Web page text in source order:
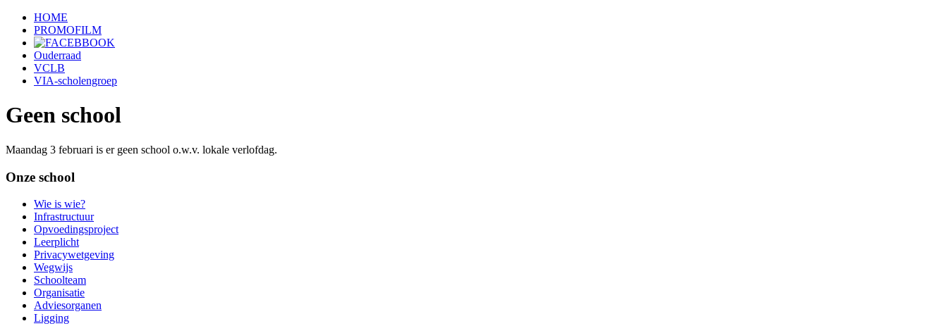
HOME
PROMOFILM
Ouderraad
VCLB
VIA-scholengroep
Geen school
Maandag 3 februari is er geen school o.w.v. lokale verlofdag.
Onze school
Wie is wie?
Infrastructuur
Opvoedingsproject
Leerplicht
Privacywetgeving
Wegwijs
Schoolteam
Organisatie
Adviesorganen
Ligging